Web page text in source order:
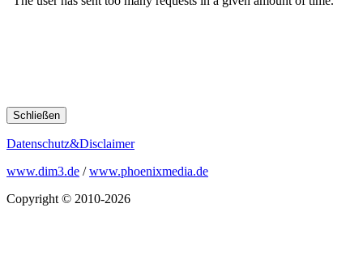
Schließen
Datenschutz&Disclaimer
www.dim3.de /www.phoenixmedia.de
Copyright © 2010-2026